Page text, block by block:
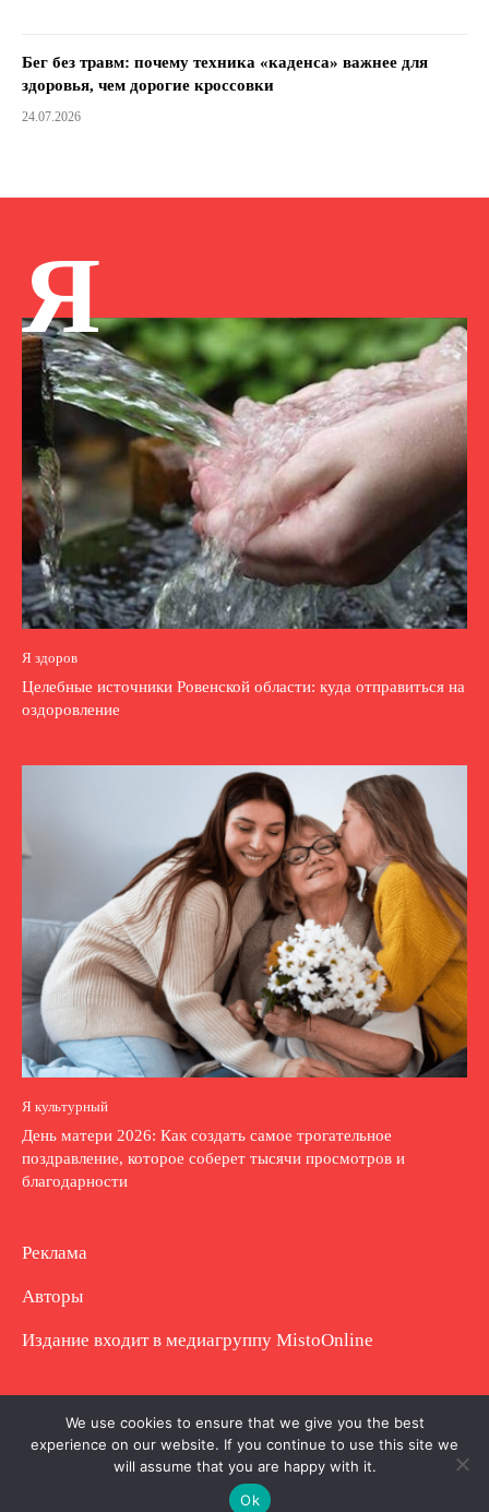
Бег без травм: почему техника «каденса» важнее для
здоровья, чем дорогие кроссовки
24.07.2026
Я
Я здоров
Целебные источники Ровенской области: куда отправиться на
оздоровление
Я культурный
День матери 2026: Как создать самое трогательное
поздравление, которое соберет тысячи просмотров и
благодарности
Реклама
Авторы
Издание входит в медиагруппу MistoOnline
Copyright © Полное использование материала
запрещено. Частично разрешено с гиперссылкой.
We use cookies to ensure that we give you the best
experience on our website. If you continue to use this site we
will assume that you are happy with it.
Ok